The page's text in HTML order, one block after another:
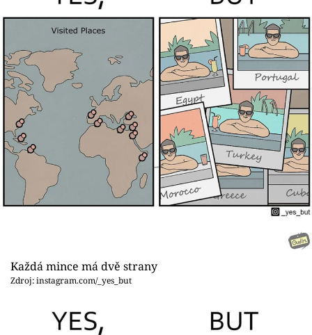
Každá mince má dvě strany
Zdroj: instagram.com/_yes_but